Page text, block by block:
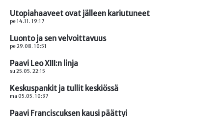
Utopiahaaveet ovat jälleen kariutuneet
pe 14.11. 19:17
Luonto ja sen velvoittavuus
pe 29.08. 10:51
Paavi Leo XIII:n linja
su 25.05. 22:15
Keskuspankit ja tullit keskiössä
ma 05.05. 10:37
Paavi Franciscuksen kausi päättyi